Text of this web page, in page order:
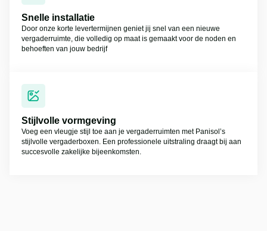
Snelle installatie
Door onze korte levertermijnen geniet jij snel van een nieuwe
vergaderruimte, die volledig op maat is gemaakt voor de noden en
behoeften van jouw bedrijf
Stijlvolle vormgeving
Voeg een vleugje stijl toe aan je vergaderruimten met Panisol’s
stijlvolle vergaderboxen. Een professionele uitstraling draagt bij aan
succesvolle zakelijke bijeenkomsten.